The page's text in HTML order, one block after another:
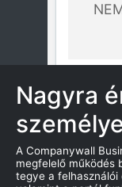
Nagyra
A Companywall
megfelelő működés
tegye a